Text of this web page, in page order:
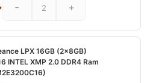
- +
LPX 16GB (2x8GB)
INTEL XMP 2.0 DDR4 Ram